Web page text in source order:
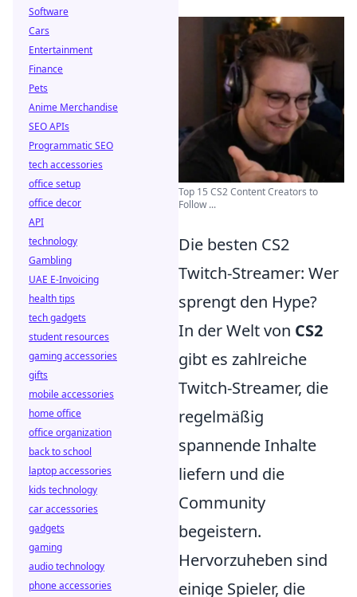
Top 15 CS2 Content Creators to
Follow ...
Die besten CS2
Twitch-Streamer: Wer
sprengt den Hype?
In der Welt von CS2
gibt es zahlreiche
Twitch-Streamer, die
regelmäßig
spannende Inhalte
liefern und die
Community
begeistern.
Hervorzuheben sind
einige Spieler, die
Software
Cars
Entertainment
Finance
Pets
Anime Merchandise
SEO APIs
Programmatic SEO
tech accessories
office setup
office decor
API
technology
Gambling
UAE E-Invoicing
health tips
tech gadgets
student resources
gaming accessories
gifts
mobile accessories
home office
office organization
back to school
laptop accessories
kids technology
car accessories
gadgets
gaming
audio technology
phone accessories